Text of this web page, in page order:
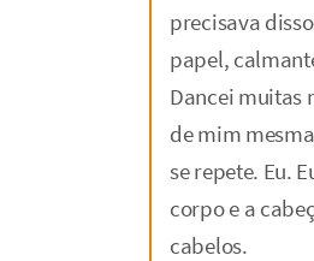
precisava
papel,
Dancei muitas
de mim
se repete. Eu.
corpo e a
cabelos.